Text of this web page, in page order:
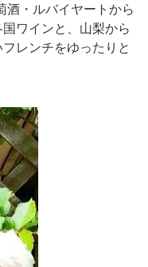
酒・ルバイヤートから
ワインと、山梨から
レンチをゆったりと